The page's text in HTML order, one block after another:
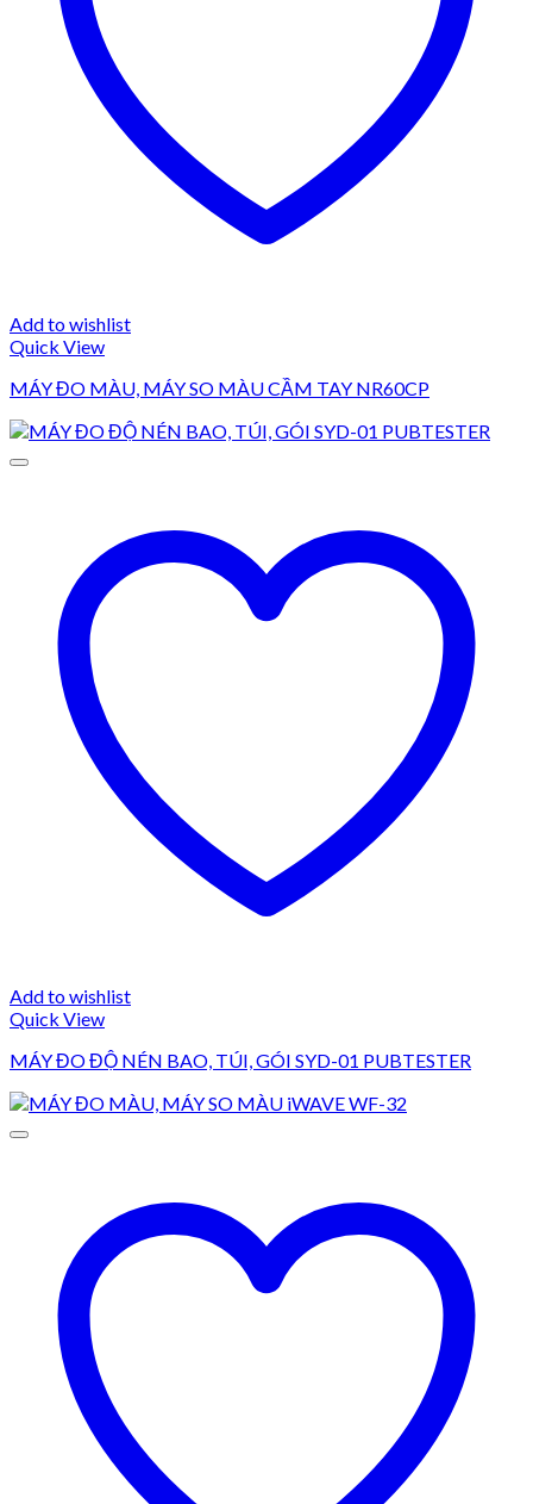
Add to wishlist
Quick View
MÁY ĐO MÀU, MÁY SO MÀU CẦM TAY NR60CP
Add to wishlist
Quick View
MÁY ĐO ĐỘ NÉN BAO, TÚI, GÓI SYD-01 PUBTESTER